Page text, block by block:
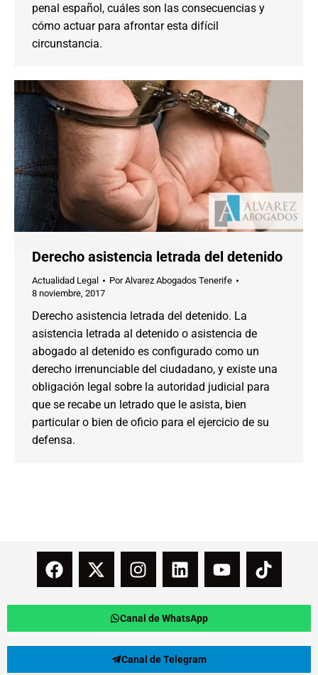
penal español, cuáles son las consecuencias y
cómo actuar para afrontar esta difícil
circunstancia.
Derecho asistencia letrada del detenido
Actualidad Legal PorAlvarez Abogados Tenerife
8 noviembre, 2017
Derecho asistencia letrada del detenido. La
asistencia letrada al detenido o asistencia de
abogado al detenido es configurado como un
derecho irrenunciable del ciudadano, y existe una
obligación legal sobre la autoridad judicial para
que se recabe un letrado que le asista, bien
particular o bien de oficio para el ejercicio de su
defensa.
Canal de WhatsApp
Canal de Telegram